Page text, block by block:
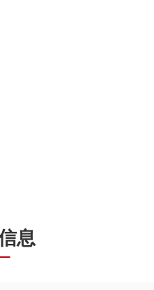
息